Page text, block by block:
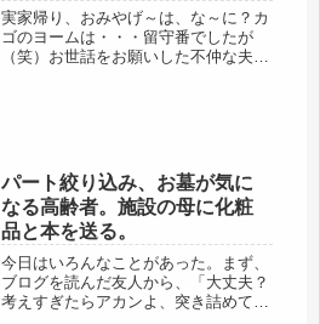
ン。
実家帰り、おみやげ～は、な～に？カ
ゴのヨームは・・・留守番でしたが
（笑）お世話をお願いした不仲な夫に
パート絞り込み、お墓が気に
なる高齢者。施設の母に化粧
品と本を送る。
今日はいろんなことがあった。まず、
ブログを読んだ友人から、「大丈夫？
考えすぎたらアカンよ、突き詰めてい